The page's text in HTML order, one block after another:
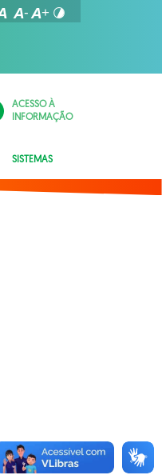
ACESSO À
INFORMAÇÃO
SISTEMAS